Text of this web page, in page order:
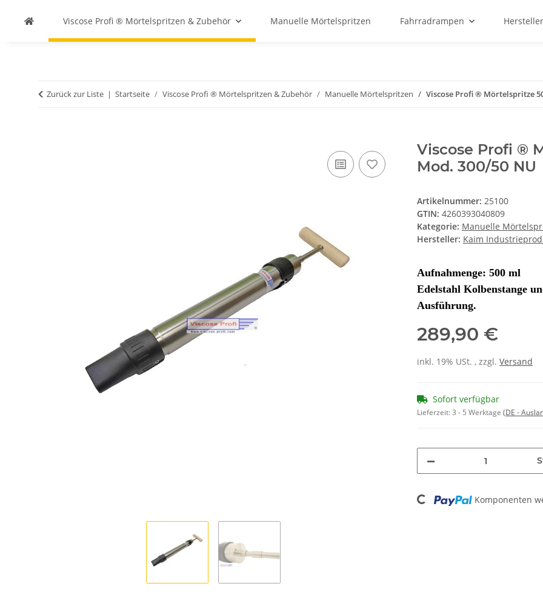
Viscose Profi ® Mörtelspritzen & Zubehör Manuelle Mörtelspritzen Fahrradrampen Hersteller
Zurück zur Liste Startseite Viscose Profi ® Mörtelspritzen & Zubehör Manuelle Mörtelspritzen Viscose Profi ® Mörtelspritze
Viscose Profi ®
Mod. 300/50 NU
Artikelnummer: 25100
GTIN: 4260393040809
Kategorie: Manuelle
Hersteller: Kaim
Aufnahmenge: 500 ml
Edelstahl Kolbenstange
Ausführung.
289,90 €
inkl. 19% USt. , zzgl. Versand
Sofort verfügbar
Lieferzeit:3 - 5 Werktage (DE -
Loading... Komponenten